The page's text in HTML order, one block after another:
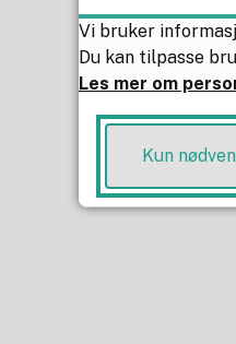
Vi bruker
Du kan tilpasse
Les mer om
Kun